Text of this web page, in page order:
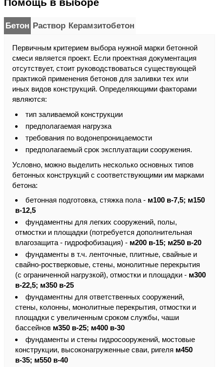
Помощь в выборе
Бетон Раствор Керамзитобетон
Первичным критерием выбора нужной марки бетонной
смеси является проект. Если проектная документация
отсутствует, стоит руководствоваться существующей
практикой применения бетонов для заливки тех или
иных видов конструкций. Определяющими факторами
являются:
тип заливаемой конструкции
предполагаемая нагрузка
требования по водонепроницаемости
предполагаемый срок эксплуатации сооружения.
Условно, можно выделить несколько основных типов
бетонных конструкций с соответствующими им марками
бетона:
бетонная подготовка, стяжка пола - м100 в-7,5; м150
в-12,5
фундаментны для легких сооружений, полы,
отмостки и площадки (потребуется дополнительная
влагозащита - гидрофобизация) - м200 в-15; м250 в-20
фундаменты в т.ч. ленточные, плитные, свайные и
свайно-ростверковые, стены, монолитные перекрытия
(с ограниченной нагрузкой), отмостки и площадки - м300
в-22,5; м350 в-25
фундаментны для ответственных сооружений,
стены, колонны, монолитные перекрытия, отмостки и
площадки с увеличенным сроком службы, чаши
бассейнов м350 в-25; м400 в-30
фундаменты и стены гидросооружений, мостовые
конструкции, высоконагруженные сваи, ригеля м450
в-35; м550 в-40